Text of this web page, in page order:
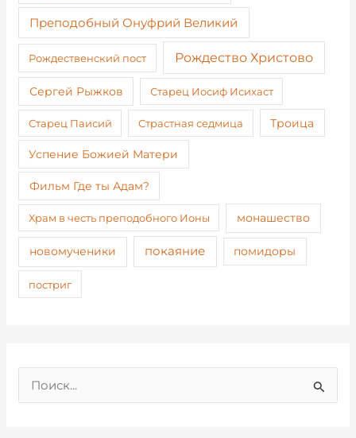
Преподобный Онуфрий Великий
Рождественский пост Рождество Христово
Сергей Рыжков Старец Иосиф Исихаст
Старец Паисий Страстная седмица Троица
Успение Божией Матери
Фильм Где ты Адам?
Храм в честь преподобного Ионы монашество
новомученики покаяние помидоры
постриг